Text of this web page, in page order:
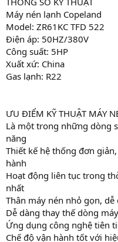
Máy nén lạnh Copeland
Model: ZR61KC TFD 522
Điện áp: 50HZ/380V
Công suất: 5HP
Xuất xứ: China
Gas lạnh: R22
ƯU ĐIỂM KỸ THUẬT MÁY
Là một trong những dòng
năng
Thiết kế hệ thống đơn
hành
Hoạt động liên tục trong
nhất
Thân máy nén nhỏ gọn,
Dễ dàng thay thế dòng
Ứng dụng công nghệ tiên
Chế độ vận hành tốt với